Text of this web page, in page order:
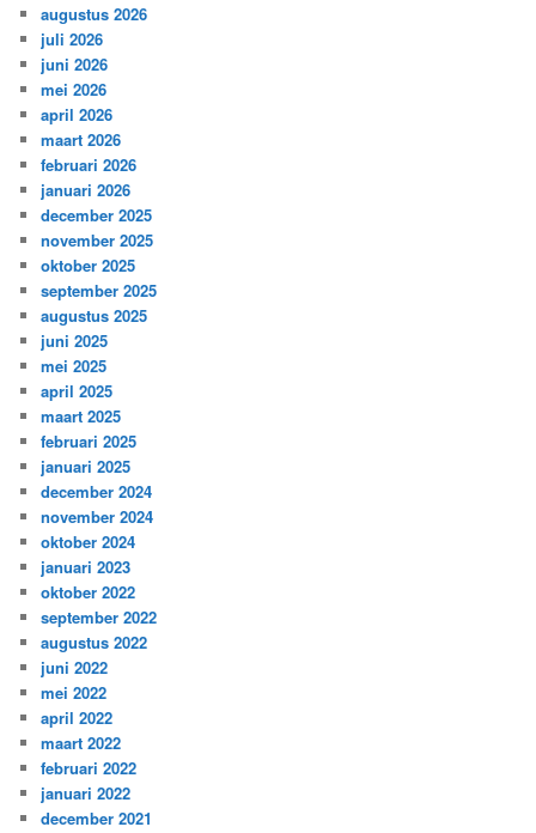
augustus 2026
juli 2026
juni 2026
mei 2026
april 2026
maart 2026
februari 2026
januari 2026
december 2025
november 2025
oktober 2025
september 2025
augustus 2025
juni 2025
mei 2025
april 2025
maart 2025
februari 2025
januari 2025
december 2024
november 2024
oktober 2024
januari 2023
oktober 2022
september 2022
augustus 2022
juni 2022
mei 2022
april 2022
maart 2022
februari 2022
januari 2022
december 2021